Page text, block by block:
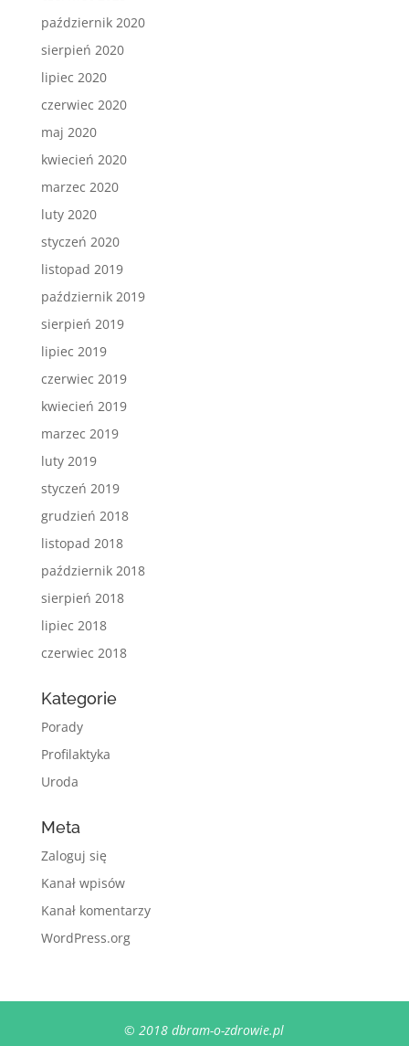
październik 2020
sierpień 2020
lipiec 2020
czerwiec 2020
maj 2020
kwiecień 2020
marzec 2020
luty 2020
styczeń 2020
listopad 2019
październik 2019
sierpień 2019
lipiec 2019
czerwiec 2019
kwiecień 2019
marzec 2019
luty 2019
styczeń 2019
grudzień 2018
listopad 2018
październik 2018
sierpień 2018
lipiec 2018
czerwiec 2018
Kategorie
Porady
Profilaktyka
Uroda
Meta
Zaloguj się
Kanał wpisów
Kanał komentarzy
WordPress.org
© 2018 dbram-o-zdrowie.pl